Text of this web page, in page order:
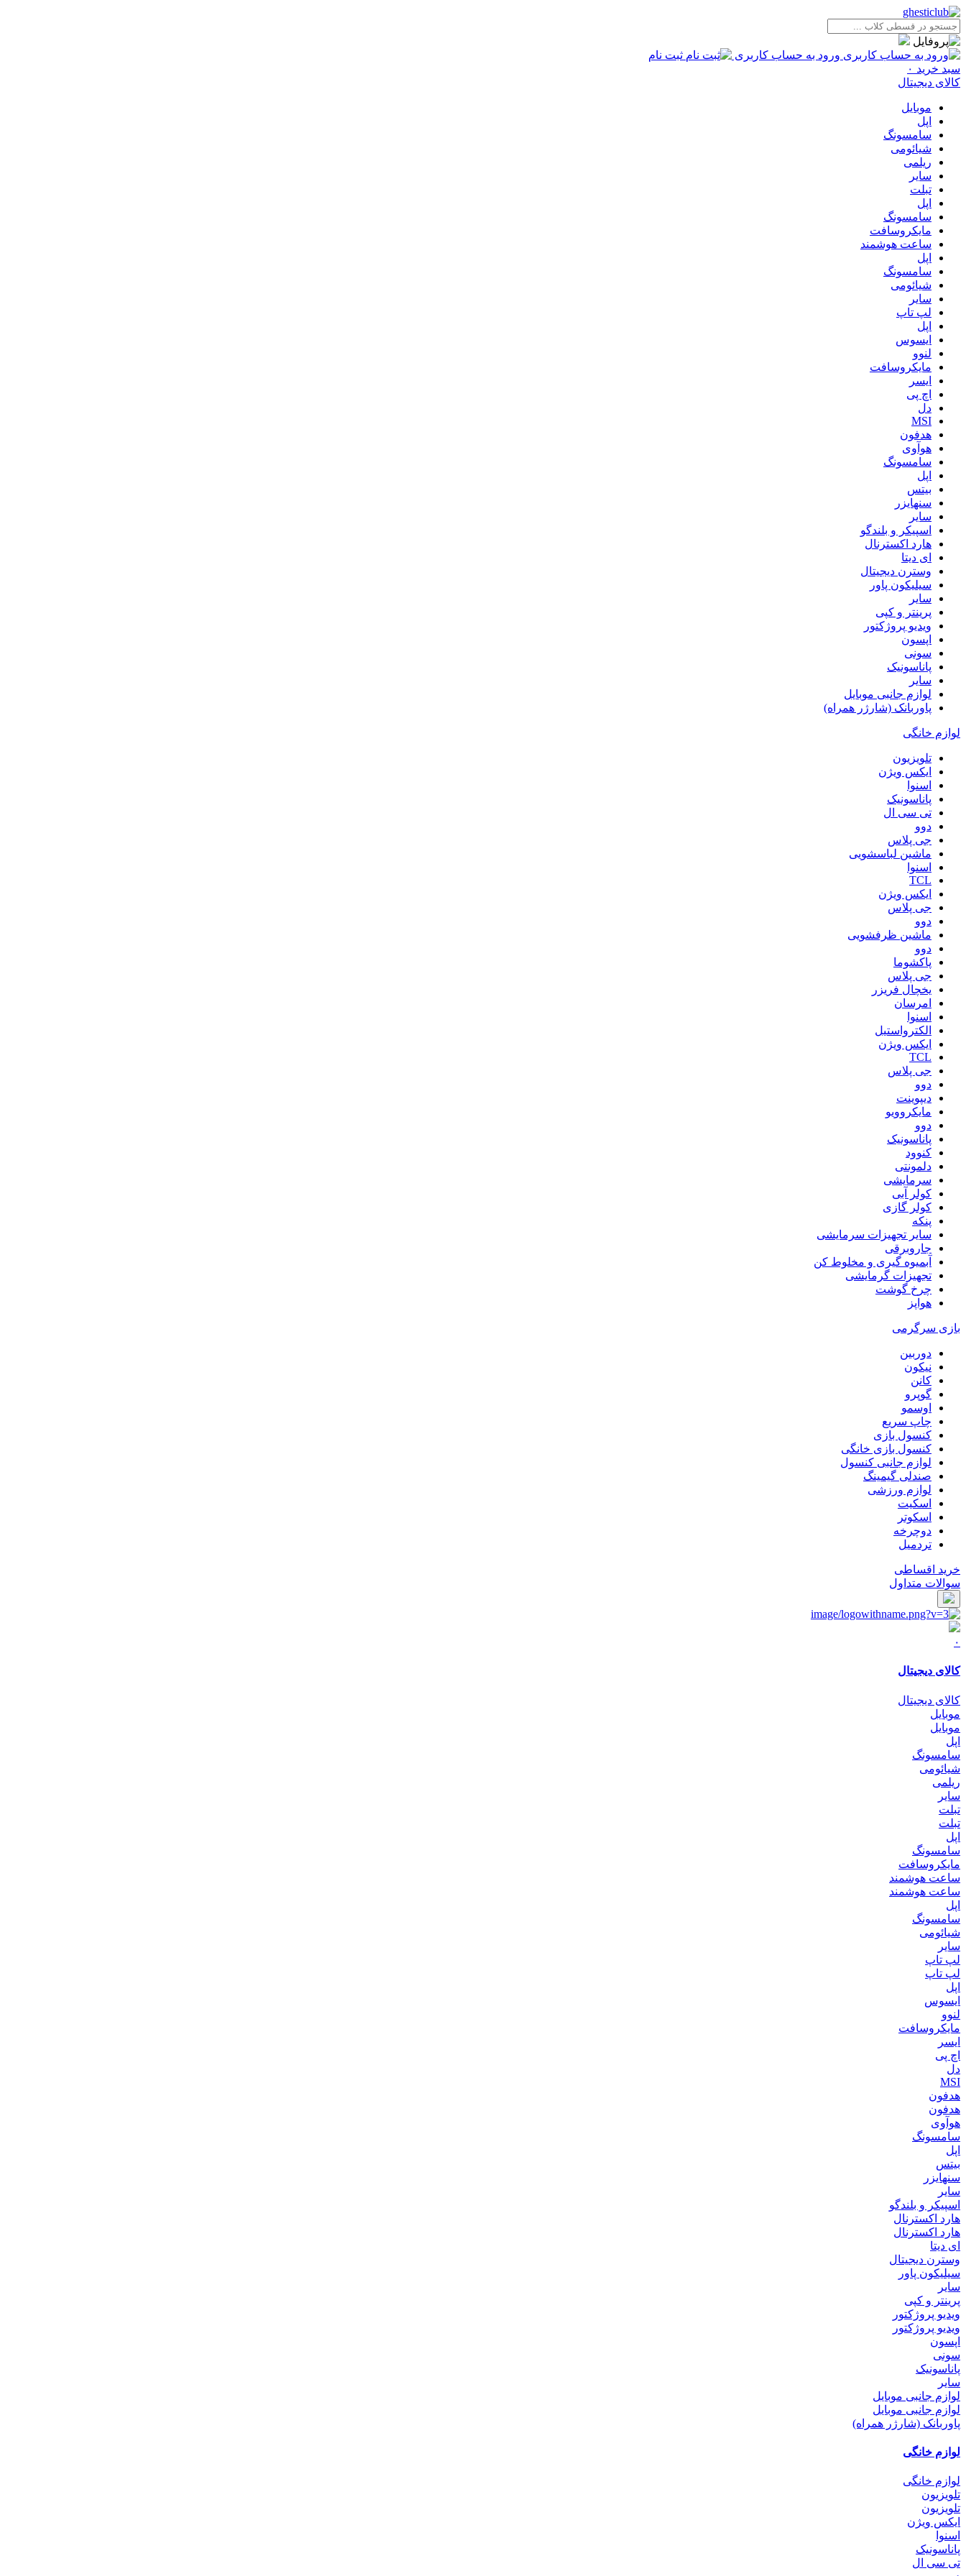
ورود به حساب کاربری
ثبت نام
سبد خرید ۰
کالای دیجیتال
موبایل
اپل
سامسونگ
شیائومی
ریلمی
سایر
تبلت
اپل
سامسونگ
مایکروسافت
ساعت هوشمند
اپل
سامسونگ
شیائومی
سایر
لپ تاپ
اپل
ایسوس
لنوو
مایکروسافت
ایسر
اچ پی
دل
MSI
هدفون
هوآوی
سامسونگ
اپل
بیتس
سنهایزر
سایر
اسپیکر و بلندگو
هارد اکسترنال
ای دیتا
وسترن دیجیتال
سیلیکون پاور
سایر
پرینتر و کپی
ویدیو پروژکتور
اپسون
سونی
پاناسونیک
سایر
لوازم جانبی موبایل
پاوربانک (شارژر همراه)
لوازم خانگی
تلویزیون
ایکس ویژن
اسنوا
پاناسونیک
تی سی ال
دوو
جی پلاس
ماشین لباسشویی
اسنوا
TCL
ایکس ویژن
جی پلاس
دوو
ماشین ظرفشویی
دوو
پاکشوما
جی پلاس
یخچال فریزر
امرسان
اسنوا
الکترواستیل
ایکس ویژن
TCL
جی پلاس
دوو
دیپوینت
مایکروویو
دوو
پاناسونیک
کنوود
دلمونتی
سرمایشی
کولر آبی
کولر گازی
پنکه
سایر تجهیزات سرمایشی
جاروبرقی
آبمیوه گیری و مخلوط کن
تجهیزات گرمایشی
چرخ گوشت
هواپز
بازی سرگرمی
دوربین
نیکون
کانن
گوپرو
اوسمو
چاپ سریع
کنسول بازی
کنسول بازی خانگی
لوازم جانبی کنسول
صندلی گیمینگ
لوازم ورزشی
اسکیت
اسکوتر
دوچرخه
تردمیل
خرید اقساطی
سوالات متداول
۰
کالای دیجیتال
کالای دیجیتال
موبایل
موبایل
اپل
سامسونگ
شیائومی
ریلمی
سایر
تبلت
تبلت
اپل
سامسونگ
مایکروسافت
ساعت هوشمند
ساعت هوشمند
اپل
سامسونگ
شیائومی
سایر
لپ تاپ
لپ تاپ
اپل
ایسوس
لنوو
مایکروسافت
ایسر
اچ پی
دل
MSI
هدفون
هدفون
هوآوی
سامسونگ
اپل
بیتس
سنهایزر
سایر
اسپیکر و بلندگو
هارد اکسترنال
هارد اکسترنال
ای دیتا
وسترن دیجیتال
سیلیکون پاور
سایر
پرینتر و کپی
ویدیو پروژکتور
ویدیو پروژکتور
اپسون
سونی
پاناسونیک
سایر
لوازم جانبی موبایل
لوازم جانبی موبایل
پاوربانک (شارژر همراه)
لوازم خانگی
لوازم خانگی
تلویزیون
تلویزیون
ایکس ویژن
اسنوا
پاناسونیک
تی سی ال